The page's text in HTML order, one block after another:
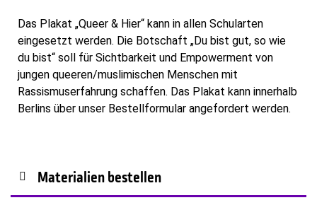
Das Plakat „Queer & Hier“ kann in allen Schularten
eingesetzt werden. Die Botschaft „Du bist gut, so wie
du bist“ soll für Sichtbarkeit und Empowerment von
jungen queeren/muslimischen Menschen mit
Rassismuserfahrung schaffen. Das Plakat kann innerhalb
Berlins über unser Bestellformular angefordert werden.
Materialien bestellen